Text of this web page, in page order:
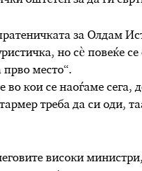
за Олдам
но сè повеќе
прво место“.
кои се наоѓаме сега,
треба да си оди,
високи